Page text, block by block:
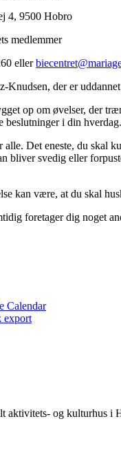
4, 9500 Hobro
medlemmer
eller
Knudsen, der er
op om øvelser, der
beslutninger i din
Det eneste, du skal
bliver svedig eller
kan være, at du skal
foretager dig noget
Calendar
export
aktivitets- og kulturhus i